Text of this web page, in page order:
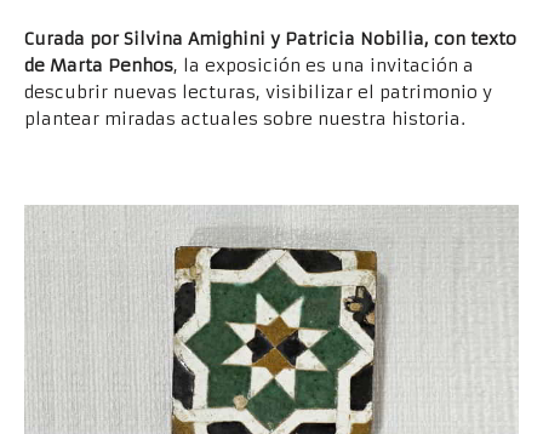
Curada por Silvina Amighini y Patricia Nobilia, con texto
de Marta Penhos, la exposición es una invitación a
descubrir nuevas lecturas, visibilizar el patrimonio y
plantear miradas actuales sobre nuestra historia.